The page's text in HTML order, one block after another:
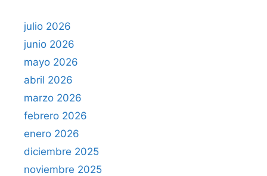
julio 2026
junio 2026
mayo 2026
abril 2026
marzo 2026
febrero 2026
enero 2026
diciembre 2025
noviembre 2025